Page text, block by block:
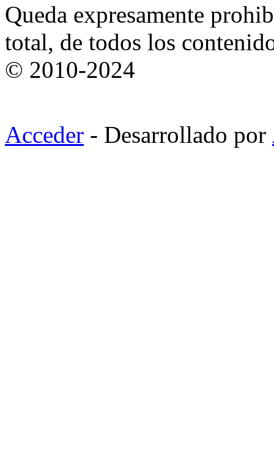
Queda expresamente
total, de todos los
© 2010-2024
Acceder - Desarrollado por